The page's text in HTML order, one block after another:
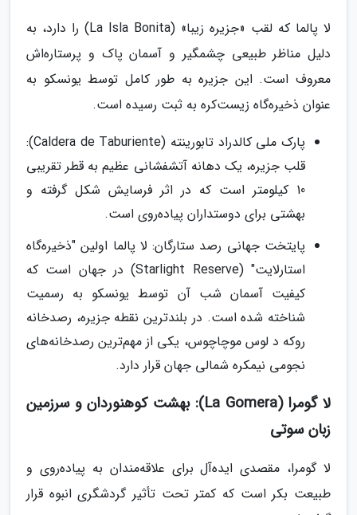
لا پالما که لقب «جزیره زیبا» (La Isla Bonita) را دارد، به
دلیل مناظر طبیعی چشمگیر و آسمان پاک و پرستاره‌اش
معروف است. این جزیره به طور کامل توسط یونسکو به
عنوان ذخیره‌گاه زیست‌کره به ثبت رسیده است.
پارک ملی کالدراد تابورینته (Caldera de Taburiente):
قلب جزیره، یک دهانه آتشفشانی عظیم به قطر تقریبی
10 کیلومتر است که در اثر فرسایش شکل گرفته و
بهشتی برای دوستداران پیاده‌روی است.
پایتخت جهانی رصد ستارگان: لا پالما اولین "ذخیره‌گاه
استارلایت" (Starlight Reserve) در جهان است که
کیفیت آسمان شب آن توسط یونسکو به رسمیت
شناخته شده است. در بلندترین نقطه جزیره، رصدخانه
روکه د لوس موچاچوس، یکی از مهم‌ترین رصدخانه‌های
نجومی نیمکره شمالی جهان قرار دارد.
لا گومرا (La Gomera): بهشت کوهنوردان و سرزمین
زبان سوتی
لا گومرا، مقصدی ایده‌آل برای علاقه‌مندان به پیاده‌روی و
طبیعت بکر است که کمتر تحت تأثیر گردشگری انبوه قرار